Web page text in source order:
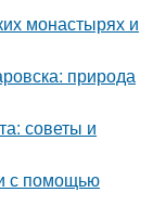
монастырях и
природа
советы и
с помощью